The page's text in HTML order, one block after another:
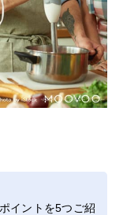
イントを5つご紹